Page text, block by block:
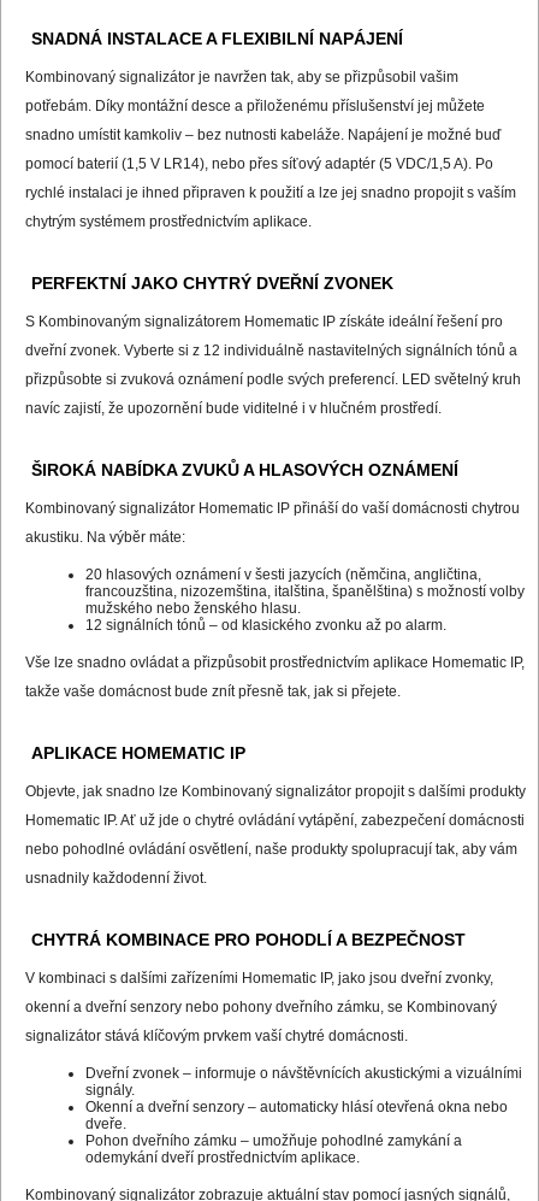
SNADNÁ INSTALACE A FLEXIBILNÍ NAPÁJENÍ
Kombinovaný signalizátor je navržen tak, aby se přizpůsobil vašim
potřebám. Díky montážní desce a přiloženému příslušenství jej můžete
snadno umístit kamkoliv – bez nutnosti kabeláže. Napájení je možné buď
pomocí baterií (1,5 V LR14), nebo přes síťový adaptér (5 VDC/1,5 A). Po
rychlé instalaci je ihned připraven k použití a lze jej snadno propojit s vaším
chytrým systémem prostřednictvím aplikace.
PERFEKTNÍ JAKO CHYTRÝ DVEŘNÍ ZVONEK
S Kombinovaným signalizátorem Homematic IP získáte ideální řešení pro
dveřní zvonek. Vyberte si z 12 individuálně nastavitelných signálních tónů a
přizpůsobte si zvuková oznámení podle svých preferencí. LED světelný kruh
navíc zajistí, že upozornění bude viditelné i v hlučném prostředí.
ŠIROKÁ NABÍDKA ZVUKŮ A HLASOVÝCH OZNÁMENÍ
Kombinovaný signalizátor Homematic IP přináší do vaší domácnosti chytrou
akustiku. Na výběr máte:
20 hlasových oznámení v šesti jazycích (němčina, angličtina,
francouzština, nizozemština, italština, španělština) s možností volby
mužského nebo ženského hlasu.
12 signálních tónů – od klasického zvonku až po alarm.
Vše lze snadno ovládat a přizpůsobit prostřednictvím aplikace Homematic IP,
takže vaše domácnost bude znít přesně tak, jak si přejete.
APLIKACE HOMEMATIC IP
Objevte, jak snadno lze Kombinovaný signalizátor propojit s dalšími produkty
Homematic IP. Ať už jde o chytré ovládání vytápění, zabezpečení domácnosti
nebo pohodlné ovládání osvětlení, naše produkty spolupracují tak, aby vám
usnadnily každodenní život.
CHYTRÁ KOMBINACE PRO POHODLÍ A BEZPEČNOST
V kombinaci s dalšími zařízeními Homematic IP, jako jsou dveřní zvonky,
okenní a dveřní senzory nebo pohony dveřního zámku, se Kombinovaný
signalizátor stává klíčovým prvkem vaší chytré domácnosti.
Dveřní zvonek – informuje o návštěvnících akustickými a vizuálními
signály.
Okenní a dveřní senzory – automaticky hlásí otevřená okna nebo
dveře.
Pohon dveřního zámku – umožňuje pohodlné zamykání a
odemykání dveří prostřednictvím aplikace.
Kombinovaný signalizátor zobrazuje aktuální stav pomocí jasných signálů,